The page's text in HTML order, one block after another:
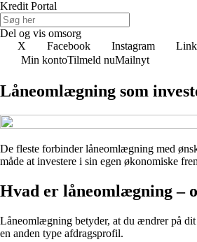
Kredit Portal
Del og vis omsorg
X
Facebook Instagram
Min kontoTilmeld nuMailnyt
Låneomlægning som
De fleste forbinder låneomlægning med
måde at investere i sin egen økonomiske
Hvad er låneomlægning –
Låneomlægning betyder, at du ændrer på
en anden type afdragsprofil.